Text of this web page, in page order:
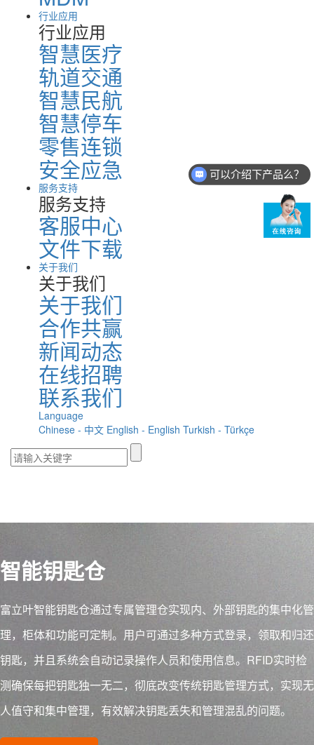
行业应用
行业应用
智慧医疗
轨道交通
智慧民航
智慧停车
零售连锁
安全应急
服务支持
服务支持
客服中心
文件下载
关于我们
关于我们
关于我们
合作共赢
新闻动态
在线招聘
联系我们
Language
Chinese - 中文 English - English Turkish - Türkçe
智能钥匙仓
富立叶智能钥匙仓通过专属管理仓实现内、外部钥匙的集中化管
理，柜体和功能可定制。用户可通过多种方式登录，领取和归还
钥匙，并且系统会自动记录操作人员和使用信息。RFID实时检
测确保每把钥匙独一无二，彻底改变传统钥匙管理方式，实现无
人值守和集中管理，有效解决钥匙丢失和管理混乱的问题。
你们的PDA多少钱？